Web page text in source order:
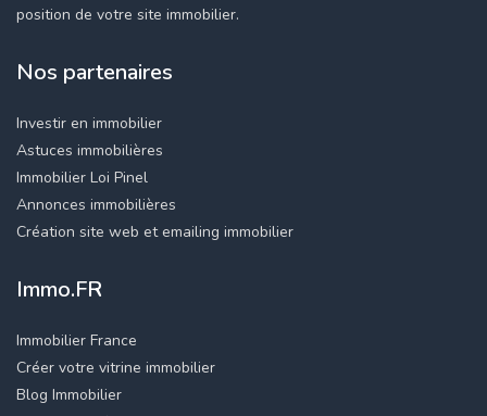
position de votre site immobilier.
Nos partenaires
Investir en immobilier
Astuces immobilières
Immobilier Loi Pinel
Annonces immobilières
Création site web et emailing immobilier
Immo.FR
Immobilier France
Créer votre vitrine immobilier
Blog Immobilier